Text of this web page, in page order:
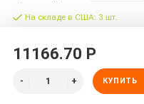
На складе в США: 3 шт.
11166.70 Р
КУПИТЬ